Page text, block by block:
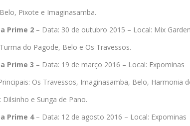
Pixote e Imaginasamba.
Prime 2 – Data: 30 de outubro 2015 – Local: Mix Garden
do Pagode, Belo e Os Travessos.
Prime 3 – Data: 19 de março 2016 – Local: Expominas
Os Travessos, Imaginasamba, Belo, Harmonia
Dilsinho e Sunga de Pano.
Prime 4– Data: 12 de agosto 2016 – Local: Expominas